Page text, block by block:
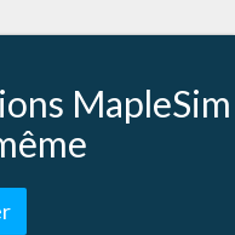
MapleSim